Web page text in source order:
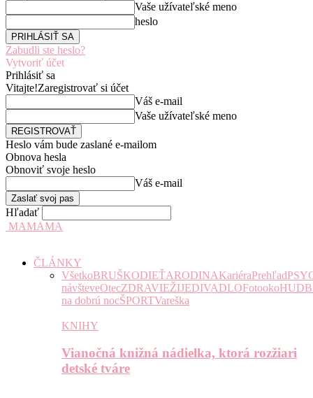
Vaše užívateľské meno
heslo
Zabudli ste heslo?
Vytvoriť účet
Prihlásiť sa
Vitajte!Zaregistrovať si účet
Váš e-mail
Vaše užívateľské meno
Heslo vám bude zaslané e-mailom
Obnova hesla
Obnoviť svoje heslo
Váš e-mail
Hľadať
MAMAMA
ČLÁNKY
VšetkoBRUŠKODIEŤARODINAKariéraPrehľad
návšteveOtecZDRAVIEŽIJEDIVADLOFotooko
na dobrú nocŠPORTVareška
KNIHY
Vianočná knižná nádielka, ktorá rozžiari
detské tváre